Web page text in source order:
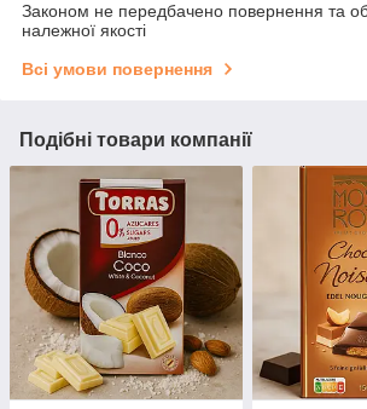
Законом не передбачено повернення та
належної якості
Всі умови повернення
Подібні товари компанії